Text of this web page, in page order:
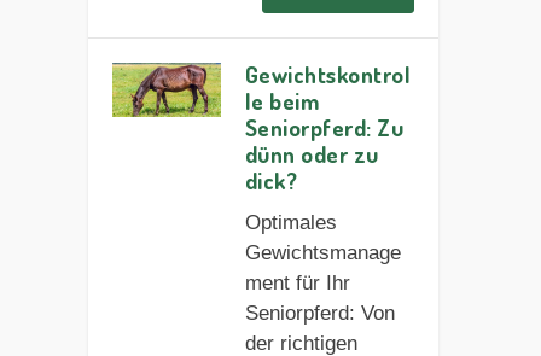
Gewichtskontrol
le beim
Seniorpferd: Zu
dünn oder zu
dick?
Optimales
Gewichtsmanage
ment für Ihr
Seniorpferd: Von
der richtigen